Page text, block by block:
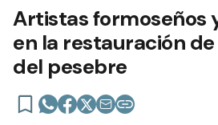
Artistas formoseños
en la restauración de
del pesebre